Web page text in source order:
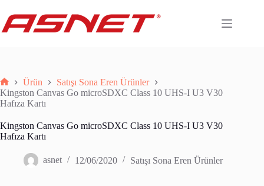
content
Anasayfa
Ürün
Satışı Sona Eren Ürünler
Kingston Canvas Go microSDXC Class 10 UHS-I U3 V30
Hafıza Kartı
Kingston Canvas Go microSDXC Class 10 UHS-I U3 V30
Hafıza Kartı
asnet 12/06/2020 Satışı Sona Eren Ürünler